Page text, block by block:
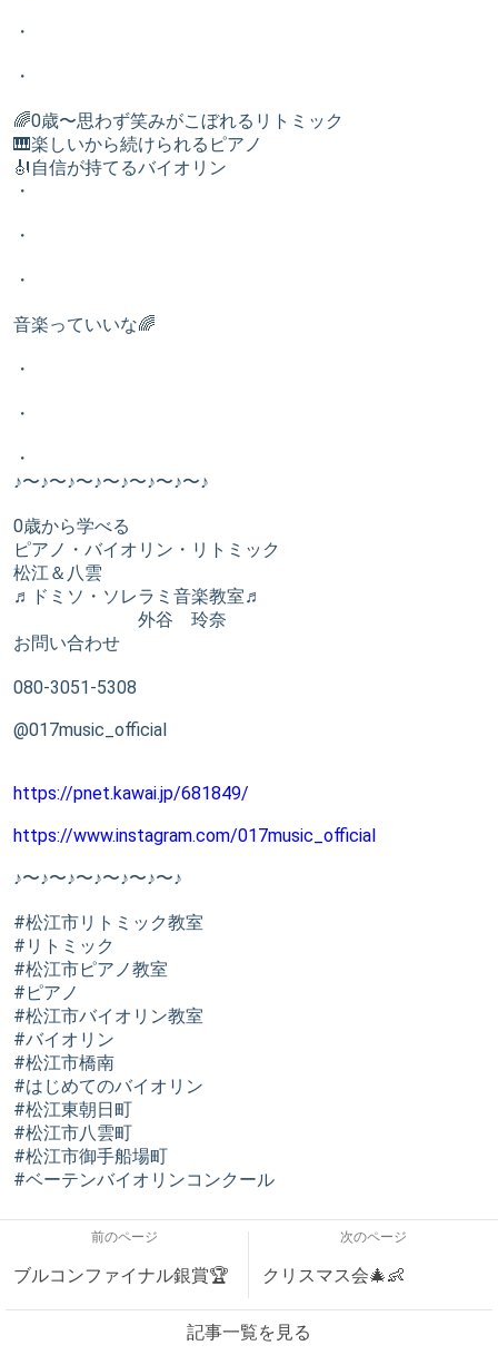
・
・
🌈0歳〜思わず笑みがこぼれるリトミック
🎹楽しいから続けられるピアノ
🎻自信が持てるバイオリン
・
・
・
音楽っていいな🌈
・
・
・
♪〜♪〜♪〜♪〜♪〜♪〜♪〜♪
0歳から学べる
ピアノ・バイオリン・リトミック
松江＆八雲
♬ドミソ・ソレラミ音楽教室♬
外谷 玲奈
お問い合わせ
080-3051-5308
@017music_official
https://pnet.kawai.jp/681849/
https://www.instagram.com/017music_official
♪〜♪〜♪〜♪〜♪〜♪〜♪
#松江市リトミック教室
#リトミック
#松江市ピアノ教室
#ピアノ
#松江市バイオリン教室
#バイオリン
#松江市橋南
#はじめてのバイオリン
#松江東朝日町
#松江市八雲町
#松江市御手船場町
#ベーテンバイオリンコンクール
前のページ
ブルコンファイナル銀賞🏆️
次のページ
クリスマス会🎄👶
記事一覧を見る